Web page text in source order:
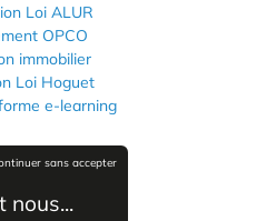
Loi ALUR
OPCO
immobilier
Loi Hoguet
e-learning
légales
confidentialité
nous...
sans accepter